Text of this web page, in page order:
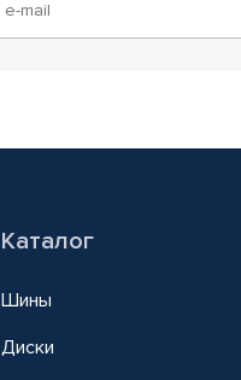
Каталог
Шины
Диски